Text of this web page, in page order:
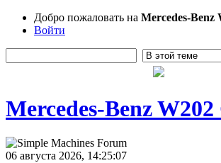
Добро пожаловать на Mercedes-Benz
Войти
Mercedes-Benz
06 августа 2026, 14:25:07